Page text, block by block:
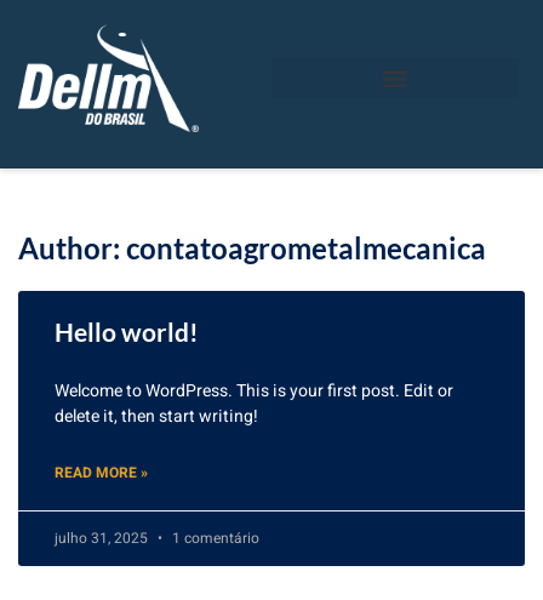
Author: contatoagrometalmecanica
Hello world!
Welcome to WordPress. This is your first post. Edit or
delete it, then start writing!
READ MORE »
julho 31, 2025 1 comentário